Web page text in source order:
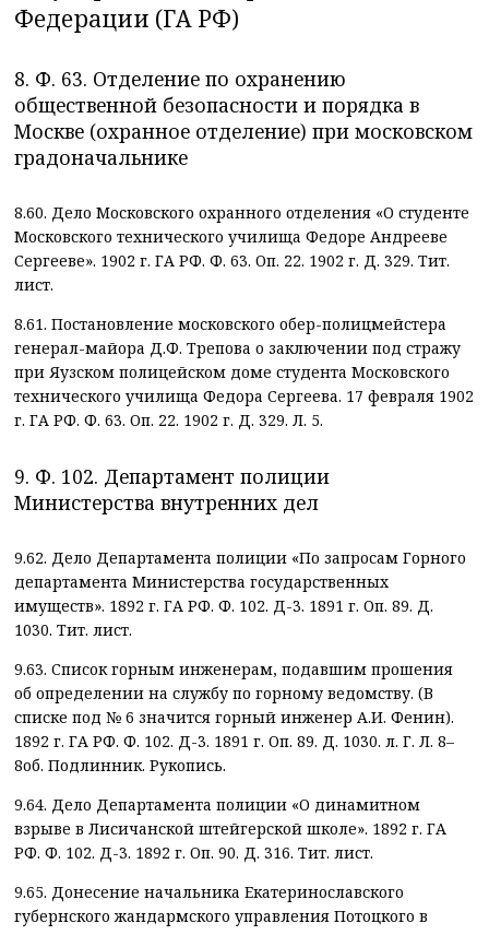
Федерации (ГА РФ)
8. Ф. 63. Отделение по охранению
общественной безопасности и порядка в
Москве (охранное отделение) при московском
градоначальнике
8.60. Дело Московского охранного отделения «О студенте
Московского технического училища Федоре Андрееве
Сергееве». 1902 г. ГА РФ. Ф. 63. Оп. 22. 1902 г. Д. 329. Тит.
лист.
8.61. Постановление московского обер-полицмейстера
генерал-майора Д.Ф. Трепова о заключении под стражу
при Яузском полицейском доме студента Московского
технического училища Федора Сергеева. 17 февраля 1902
г. ГА РФ. Ф. 63. Оп. 22. 1902 г. Д. 329. Л. 5.
9. Ф. 102. Департамент полиции
Министерства внутренних дел
9.62. Дело Департамента полиции «По запросам Горного
департамента Министерства государственных
имуществ». 1892 г. ГА РФ. Ф. 102. Д-3. 1891 г. Оп. 89. Д.
1030. Тит. лист.
9.63. Список горным инженерам, подавшим прошения
об определении на службу по горному ведомству. (В
списке под № 6 значится горный инженер А.И. Фенин).
1892 г. ГА РФ. Ф. 102. Д-3. 1891 г. Оп. 89. Д. 1030. л. Г. Л. 8–
8об. Подлинник. Рукопись.
9.64. Дело Департамента полиции «О динамитном
взрыве в Лисичанской штейгерской школе». 1892 г. ГА
РФ. Ф. 102. Д-3. 1892 г. Оп. 90. Д. 316. Тит. лист.
9.65. Донесение начальника Екатеринославского
губернского жандармского управления Потоцкого в